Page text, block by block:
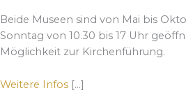
Beide Museen sind von Mai bis
Sonntag von 10.30 bis 17 Uhr
Möglichkeit zur Kirchenführung.
Weitere Infos […]